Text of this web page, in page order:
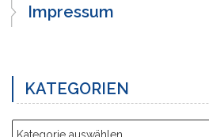
Impressum
KATEGORIEN
Kategorien